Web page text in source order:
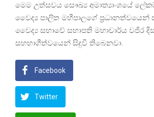
මෙම උත්සවය සෞඛ්‍ය අමාත්‍යාංශයේ
වෛද්‍ය පාලිත මහීපාලගේ ප්‍රධානත්වයෙන්
වෛද්‍ය සභාවේ සභාපති මහාචාර්ය වජිර
සහභාගීත්වයෙන් සිදුවී තිබෙනවා.
Facebook
Twitter